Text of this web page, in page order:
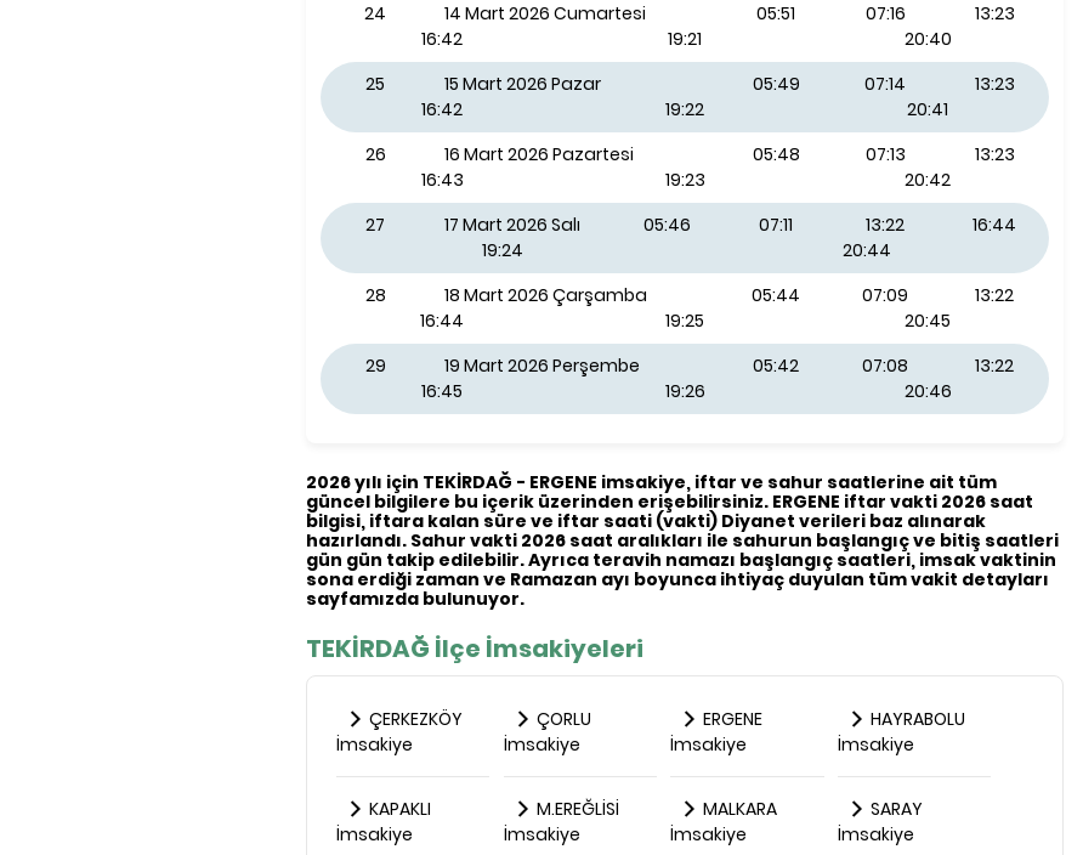
24
14 Mart 2026 Cumartesi 05:51 07:16
13:23
16:42
19:21
20:40
25
15 Mart 2026 Pazar 05:49 07:14
13:23
16:42
19:22
20:41
26
16 Mart 2026 Pazartesi 05:48 07:13
13:23
16:43
19:23
20:42
27
17 Mart 2026 Salı 05:46 07:11 13:22
16:44
19:24
20:44
28
18 Mart 2026 Çarşamba 05:44 07:09
13:22
16:44
19:25
20:45
29
19 Mart 2026 Perşembe 05:42 07:08
13:22
16:45
19:26 20:46
2026 yılı için TEKİRDAĞ - ERGENE imsakiye, iftar ve sahur saatlerine ait tüm
güncel bilgilere bu içerik üzerinden erişebilirsiniz. ERGENE iftar vakti 2026 saat
bilgisi, iftara kalan süre ve iftar saati (vakti) Diyanet verileri baz alınarak
hazırlandı. Sahur vakti 2026 saat aralıkları ile sahurun başlangıç ve bitiş saatleri
gün gün takip edilebilir. Ayrıca teravih namazı başlangıç saatleri, imsak vaktinin
sona erdiği zaman ve Ramazan ayı boyunca ihtiyaç duyulan tüm vakit detayları
sayfamızda bulunuyor.
TEKİRDAĞ İlçe İmsakiyeleri
ÇERKEZKÖY
İmsakiye
ÇORLU
İmsakiye
ERGENE
İmsakiye
HAYRABOLU
İmsakiye
KAPAKLI
İmsakiye
M.EREĞLİSİ
İmsakiye
MALKARA
İmsakiye
SARAY
İmsakiye